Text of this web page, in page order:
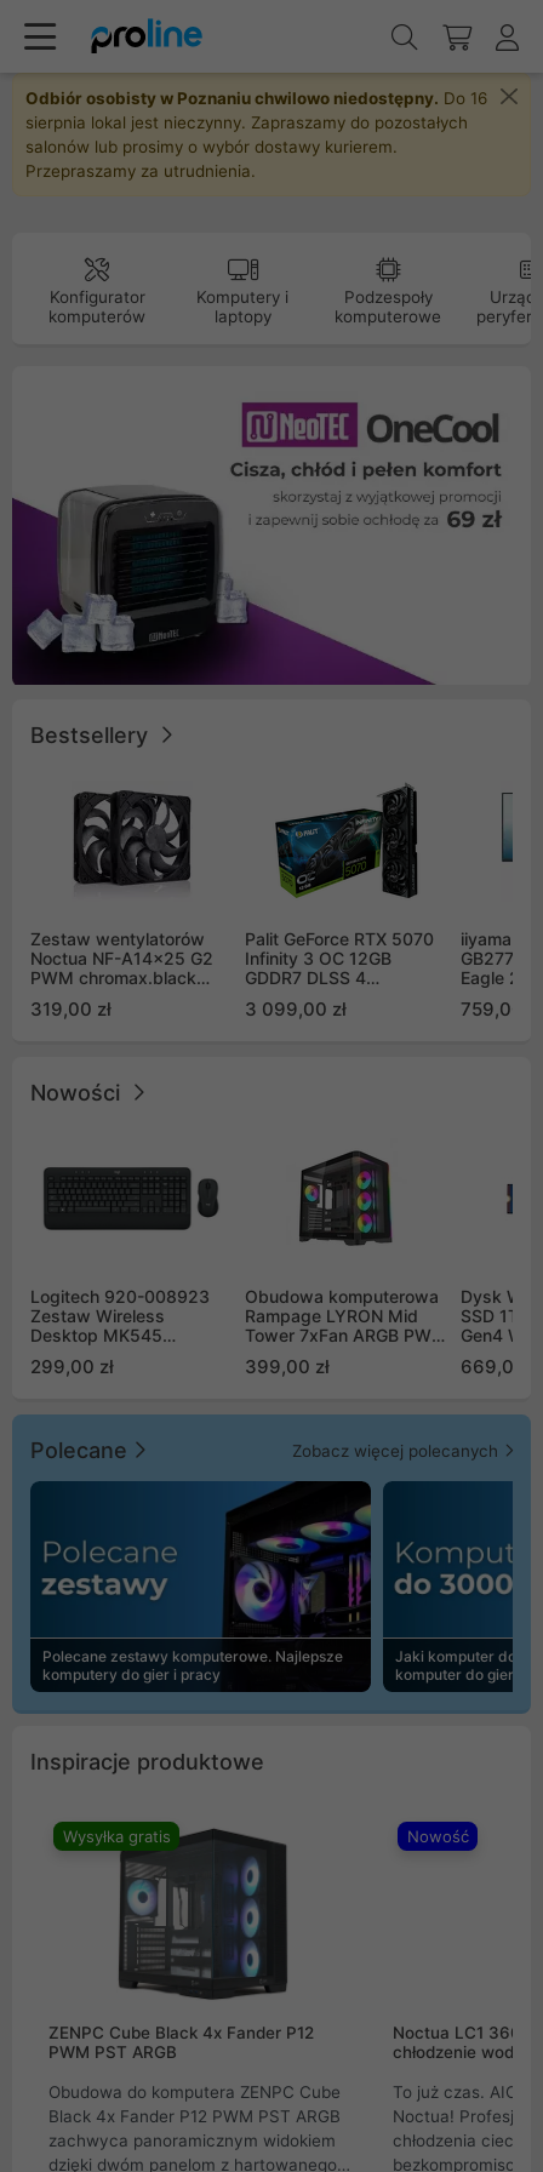
Odbiór osobisty w Poznaniu chwilowo niedostępny. Do 16
sierpnia lokal jest nieczynny. Zapraszamy do pozostałych
salonów lub prosimy o wybór dostawy kurierem.
Przepraszamy za utrudnienia.
Konfigurator
komputerów
Komputery i
laptopy
Podzespoły
komputerowe
Bestsellery
Zestaw wentylatorów
Noctua NF-A14x25 G2
PWM chromax.black
Push Pull (2szt)
319,00 zł
Palit GeForce RTX 5070
Infinity 3 OC 12GB
GDDR7 DLSS 4
GB2050S)
3 099,00 zł
iiyama G-
Eagle 27"
759,00 zł
Nowości
Logitech 920-008923
Zestaw Wireless
Desktop MK545
299,00 zł
Obudowa komputerowa
Rampage LYRON Mid
Tower 7xFan ARGB PWM
399,00 zł
Dysk WD
SSD 1TB
Gen4
669,00
Polecane Zobacz więcej polecanych
Polecane zestawy komputerowe. Najlepsze
komputery do gier i pracy
Jaki komputer do
komputer do gier |
Inspiracje produktowe
Wysyłka gratis
ZENPC Cube Black 4x Fander P12
PWM PST ARGB
Obudowa do komputera ZENPC Cube
Black 4x Fander P12 PWM PST ARGB
zachwyca panoramicznym widokiem
dzięki dwóm panelom z hartowanego
Nowość
Noctua LC1
chłodzenie wodne
To już czas. AIO
Noctua!
chłodzenia cieczą